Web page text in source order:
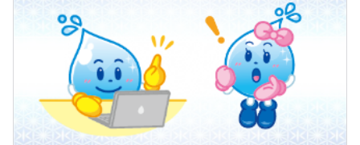
令和８年度多摩川水系上下流交流会の参加者を募
集します ～いつも飲んでいる水道水の“はじま
り”を知りたくないですか？～
2026年7月21日
水道局
東京水道～企業の森（ネーミングライツ）新規参
画企業を募集します